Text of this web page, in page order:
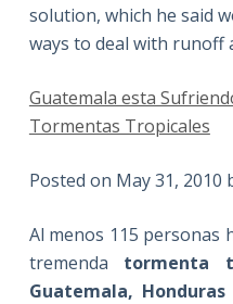
solution, which he said
ways to deal with runoff
Guatemala esta
Tormentas Tropicales
Posted on May 31, 2010
Al menos 115 personas
tremenda tormenta
Guatemala,